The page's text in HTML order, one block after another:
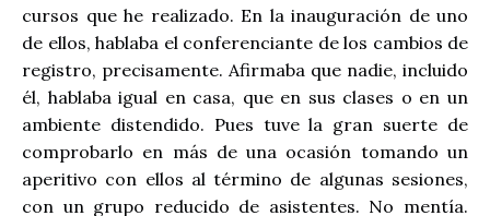
cursos que he realizado. En la inauguración de uno
de ellos, hablaba el conferenciante de los cambios de
registro, precisamente. Afirmaba que nadie, incluido
él, hablaba igual en casa, que en sus clases o en un
ambiente distendido. Pues tuve la gran suerte de
comprobarlo en más de una ocasión tomando un
aperitivo con ellos al término de algunas sesiones,
con un grupo reducido de asistentes. No mentía.